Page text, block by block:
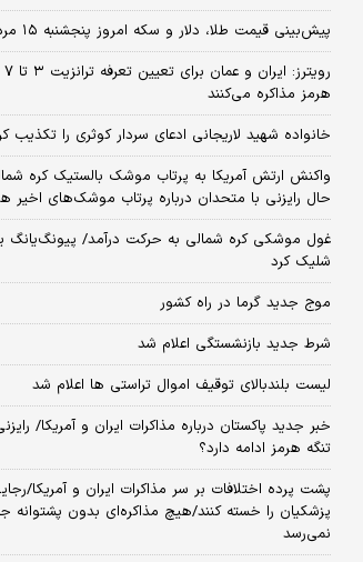
پیش‌بینی قیمت طلا، دلار و سکه امروز پنجشنبه ۱۵ مرداد ۱۴۰۵
هرمز مذاکره می‌کنند
خانواده شهید لاریجانی ادعای سردار کوثری را تکذیب
واکنش ارتش آمریکا به پرتاب موشک بالستیک کره
حال رایزنی با متحدان درباره پرتاب موشک‌های اخیر
غول موشکی کره شمالی به حرکت درآمد/ پیونگ‌یانگ
شلیک کرد
موج جدید گرما در راه کشور
شرط جدید بازنشستگی اعلام شد
لیست بلندبالای توقیف اموال تراستی ها اعلام شد
خبر جدید پاکستان درباره مذاکرات ایران و آمریکا/
تنگه هرمز ادامه دارد؟
پشت پرده اختلافات بر سر مذاکرات ایران و آمریکا/
پزشکیان را خسته کنند/هیچ مذاکره‌ای بدون پشتوانه
نمی‌رسد